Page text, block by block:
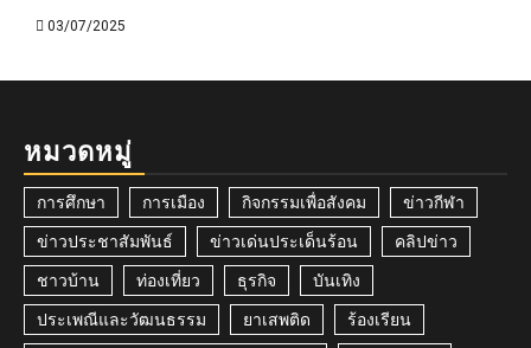
03/07/2025
หมวดหมู่
การศึกษา การเมือง กิจกรรมเพื่อสังคม ข่าวกีฬา
ข่าวประชาสัมพันธ์ ข่าวเด่นประเด็นร้อน คลิปข่าว
ชาวบ้าน ท่องเที่ยว ธุรกิจ บันเทิง
ประเพณีและวัฒนธรรม ยาเสพติด ร้องเรียน